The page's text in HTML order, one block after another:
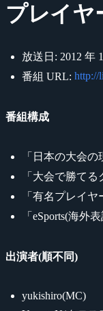
プレイヤ
放送日: 2012 年
番組 URL: http://
番組構成
「日本の大会の
「大会で勝てる
「有名プレイヤ
「eSports(海外
出演者(順不同)
yukishiro(MC)